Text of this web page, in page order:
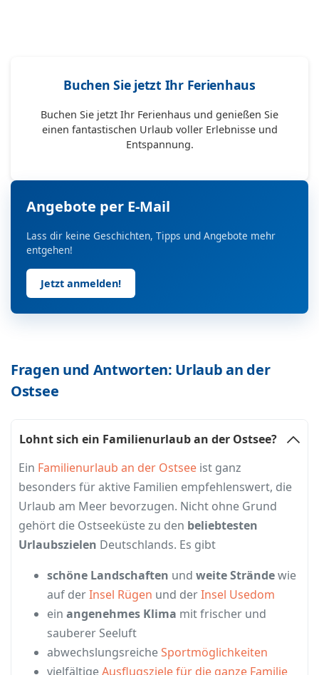
Buchen Sie jetzt Ihr Ferienhaus
Buchen Sie jetzt Ihr Ferienhaus und genießen Sie
einen fantastischen Urlaub voller Erlebnisse und
Entspannung.
Angebote per E-Mail
Lass dir keine Geschichten, Tipps und Angebote mehr
entgehen!
Jetzt anmelden!
Fragen und Antworten: Urlaub an der
Ostsee
Lohnt sich ein Familienurlaub an der Ostsee?
Ein Familienurlaub an der Ostsee ist ganz
besonders für aktive Familien empfehlenswert, die
Urlaub am Meer bevorzugen. Nicht ohne Grund
gehört die Ostseeküste zu den beliebtesten
Urlaubszielen Deutschlands. Es gibt
schöne Landschaften und weite Strändewie
auf derInsel Rügen und derInsel Usedom
ein angenehmes Klima mit frischer und
sauberer Seeluft
abwechslungsreicheSportmöglichkeiten
vielfältigeAusflugsziele für die ganze Familie